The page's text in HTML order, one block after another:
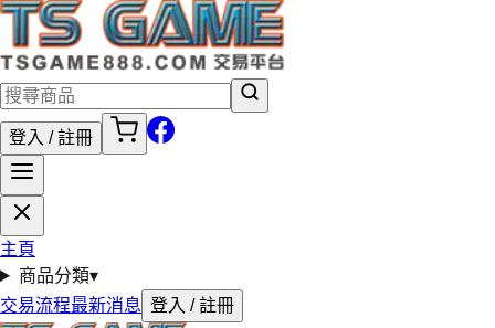
登入 / 註冊
主頁
商品分類▾
交易流程最新消息 登入 / 註冊